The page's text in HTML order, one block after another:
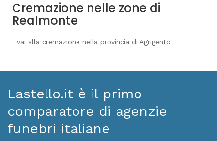
Cremazione nelle zone di
Realmonte
vai alla cremazione nella provincia di Agrigento
Lastello.it è il primo
comparatore di agenzie
funebri italiane